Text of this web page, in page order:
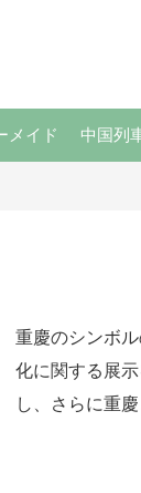
メイド 中国列
重慶のシンボ
化に関する展
し、さらに重